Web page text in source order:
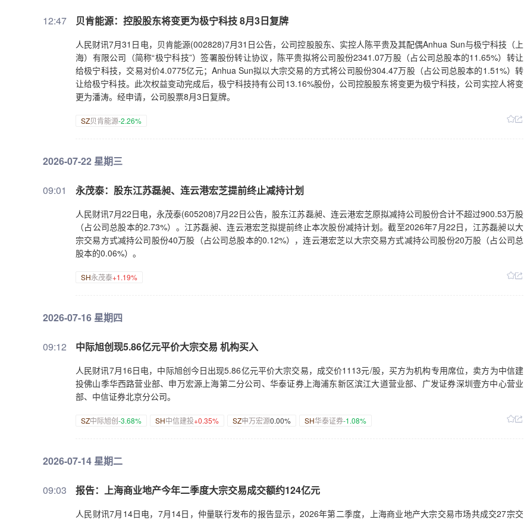
12:47 贝肯能源：控股股东将变更为极宁科技 8月3日复牌
人民财讯7月31日电，贝肯能源(002828)7月31日公告，公司控股股东、实控人陈平贵及其配偶Anhua Sun与极宁科技（上
海）有限公司（简称“极宁科技”）签署股份转让协议，陈平贵拟将公司股份2341.07万股（占公司总股本的11.65%）转让
给极宁科技，交易对价4.0775亿元；Anhua Sun拟以大宗交易的方式将公司股份304.47万股（占公司总股本的1.51%）转
让给极宁科技。此次权益变动完成后，极宁科技持有公司13.16%股份，公司控股股东将变更为极宁科技，公司实控人将变
更为潘涛。经申请，公司股票8月3日复牌。
SZ贝肯能源-2.26%
2026-07-22 星期三
09:01 永茂泰：股东江苏磊昶、连云港宏芝提前终止减持计划
人民财讯7月22日电，永茂泰(605208)7月22日公告，股东江苏磊昶、连云港宏芝原拟减持公司股份合计不超过900.53万股
（占公司总股本的2.73%）。江苏磊昶、连云港宏芝拟提前终止本次股份减持计划。截至2026年7月22日，江苏磊昶以大
宗交易方式减持公司股份40万股（占公司总股本的0.12%），连云港宏芝以大宗交易方式减持公司股份20万股（占公司总
股本的0.06%）。
SH永茂泰+1.19%
2026-07-16 星期四
09:12 中际旭创现5.86亿元平价大宗交易 机构买入
人民财讯7月16日电，中际旭创今日出现5.86亿元平价大宗交易，成交价1113元/股，买方为机构专用席位，卖方为中信建
投佛山季华西路营业部、申万宏源上海第二分公司、华泰证券上海浦东新区滨江大道营业部、广发证券深圳壹方中心营业
部、中信证券北京分公司。
SZ中际旭创-3.68% SH中信建投+0.35% SZ申万宏源0.00% SH华泰证券-1.08%
2026-07-14 星期二
09:03 报告：上海商业地产今年二季度大宗交易成交额约124亿元
人民财讯7月14日电，7月14日，仲量联行发布的报告显示，2026年第二季度，上海商业地产大宗交易市场共成交27宗交